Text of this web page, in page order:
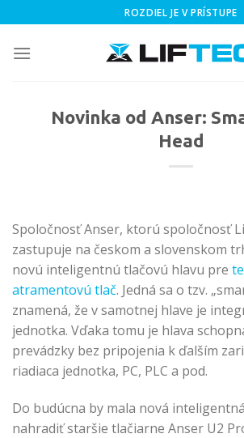
to
content
ROZDIEL JE V PRÍSTUPE
Novinka od Anser:
Head
Spoločnosť Anser, ktorú spoločnosť
zastupuje na českom a slovenskom
novú inteligentnú tlačovú hlavu pre
atramentovú tlač. Jedná sa o tzv.
znamená, že v samotnej hlave je
jednotka. Vďaka tomu je hlava
prevádzky bez pripojenia k ďalším
riadiaca jednotka, PC, PLC a pod.
Do budúcna by mala nová
nahradiť staršie tlačiarne Anser U2